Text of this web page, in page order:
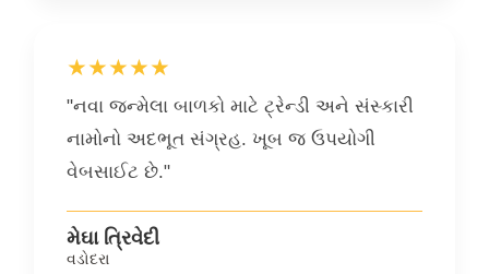
★★★★★
"નવા જન્મેલા બાળકો માટે ટ્રેન્ડી અને સંસ્કારી
નામોનો અદભૂત સંગ્રહ. ખૂબ જ ઉપયોગી
વેબસાઈટ છે."
મેઘા ત્રિવેદી
વડોદરા